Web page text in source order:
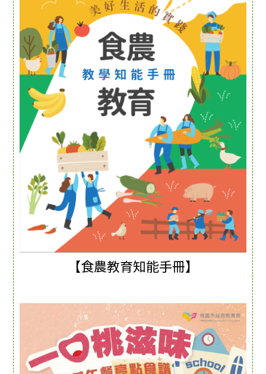
【食農教育知能手冊】